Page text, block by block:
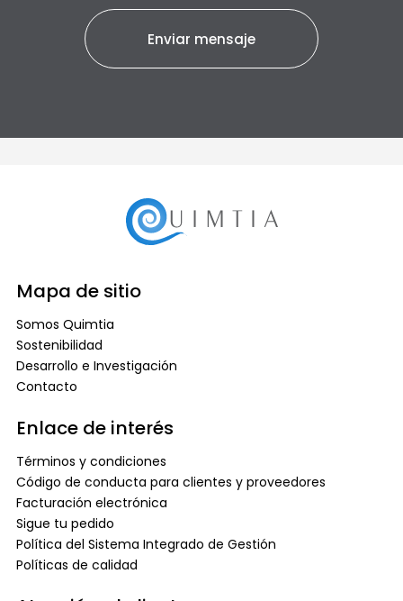
Mapa de sitio
Somos Quimtia
Sostenibilidad
Desarrollo e Investigación
Contacto
Enlace de interés
Términos y condiciones
Código de conducta para clientes y proveedores
Facturación electrónica
Sigue tu pedido
Política del Sistema Integrado de Gestión
Políticas de calidad